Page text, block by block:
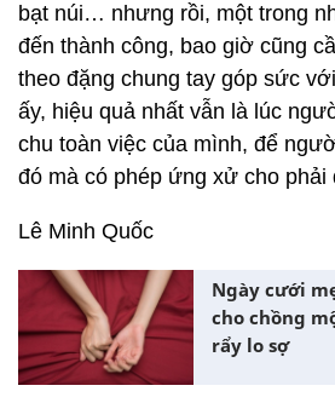
bạt núi… nhưng rồi, một trong
đến thành công, bao giờ cũng
theo đặng chung tay góp sức
ấy, hiệu quả nhất vẫn là lúc
chu toàn việc của mình, để
đó mà có phép ứng xử cho phải
Lê Minh Quốc
Ngày cưới
cho chồng
rẩy lo sợ